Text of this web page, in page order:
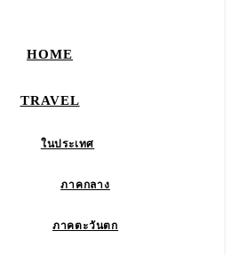
HOME
TRAVEL
ในประเทศ
ภาคกลาง
ภาคตะวันตก